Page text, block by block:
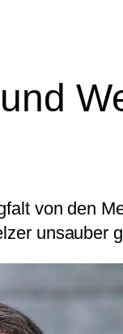
von den
unsauber